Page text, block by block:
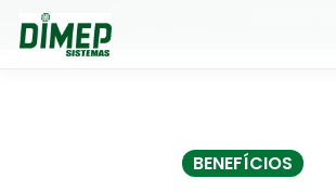
| Atendimento de segunda a sexta, das
BENEFÍCIOS